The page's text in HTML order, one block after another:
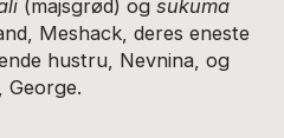
(majsgrød) ogsukuma
Meshack, deres eneste
hustru, Nevnina, og
George.